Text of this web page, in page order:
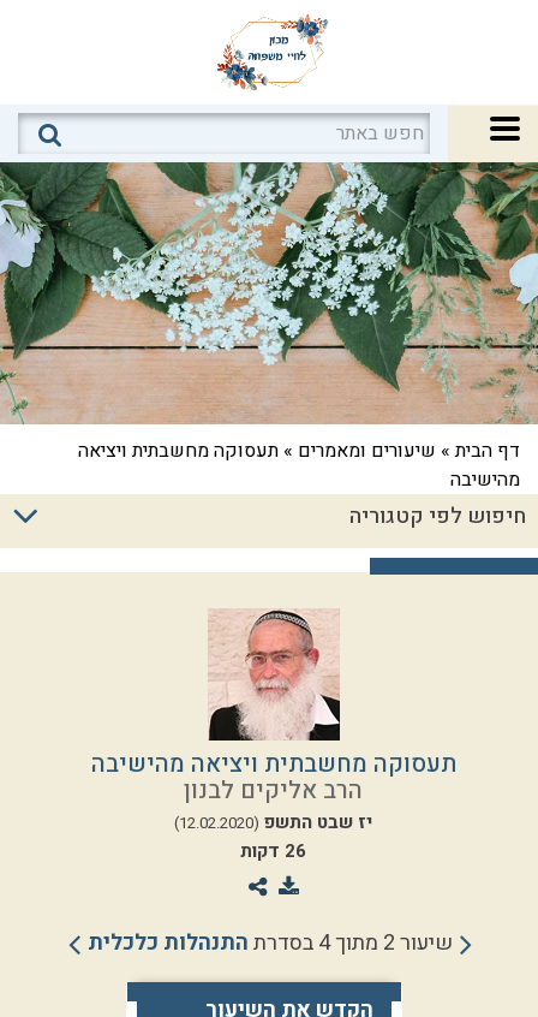
דף הבית» שיעורים ומאמרים » תעסוקה מחשבתית ויציאה
מהישיבה
חיפוש לפי קטגוריה
תעסוקה מחשבתית ויציאה מהישיבה
הרב אליקים לבנון
יז שבט התשפ (12.02.2020)
26 דקות
שיעור 2 מתוך 4 בסדרת התנהלות כלכלית
הקדש את השיעור